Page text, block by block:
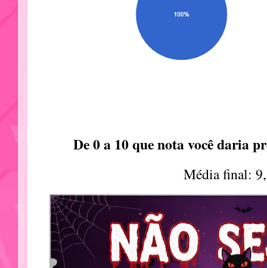
De 0 a 10 que nota você daria
Média final: